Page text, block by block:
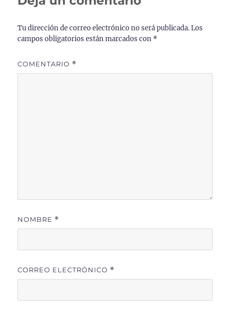
Tu dirección de correo electrónico no será publicada. Los
campos obligatorios están marcados con *
COMENTARIO *
NOMBRE *
CORREO ELECTRÓNICO *